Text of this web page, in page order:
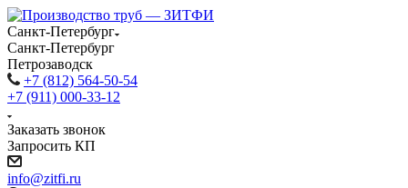
Санкт-Петербург
Санкт-Петербург
Петрозаводск
+7 (812) 564-50-54
+7 (911) 000-33-12
Заказать звонок
Запросить КП
info@zitfi.ru